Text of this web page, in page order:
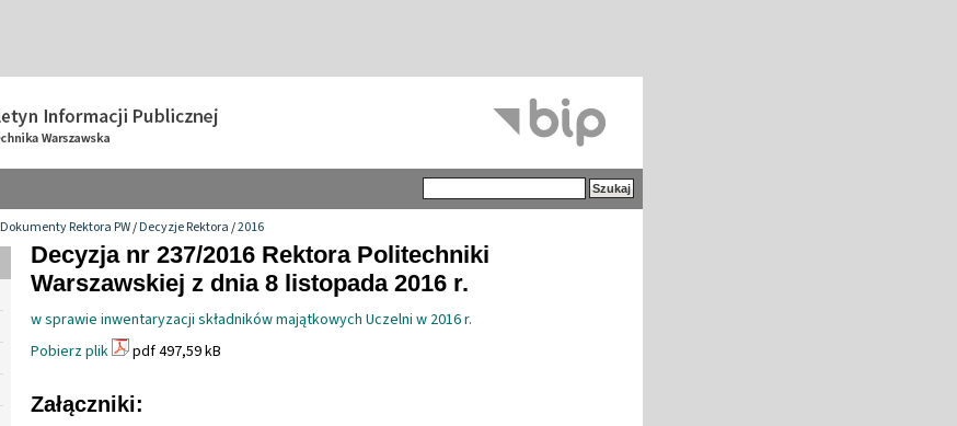
Dokumenty Rektora PW/Decyzje Rektora/2016
Decyzja nr 237/2016 Rektora Politechniki
Warszawskiej z dnia 8 listopada 2016 r.
w sprawie inwentaryzacji składników majątkowych Uczelni w 2016 r.
Pobierz plik
pdf 497,59 kB
Załączniki: